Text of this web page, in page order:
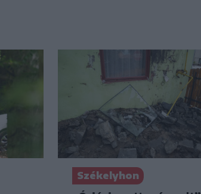
Székelyhon